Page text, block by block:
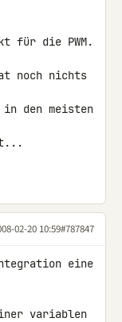
für die PWM.
noch nichts
den meisten
02-20 10:59#787847
eine
variablen